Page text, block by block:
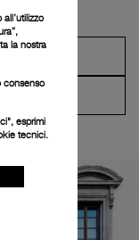
la nostra
consenso
esprimi
tecnici.